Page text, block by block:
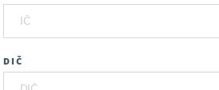
DIČ